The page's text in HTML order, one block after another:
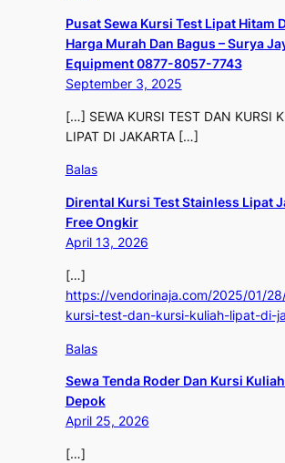
Pusat Sewa Kursi Test Lipat Hitam
Harga Murah Dan Bagus – Surya
Equipment 0877-8057-7743
September 3, 2025
[…] SEWA KURSI TEST DAN KURSI
LIPAT DI JAKARTA […]
Balas
Dirental Kursi Test Stainless Lipat
Free Ongkir
April 13, 2026
[…]
https://vendorinaja.com/2025/01/
kursi-test-dan-kursi-kuliah-lipat-di-
Balas
Sewa Tenda Roder Dan Kursi
Depok
April 25, 2026
[…]